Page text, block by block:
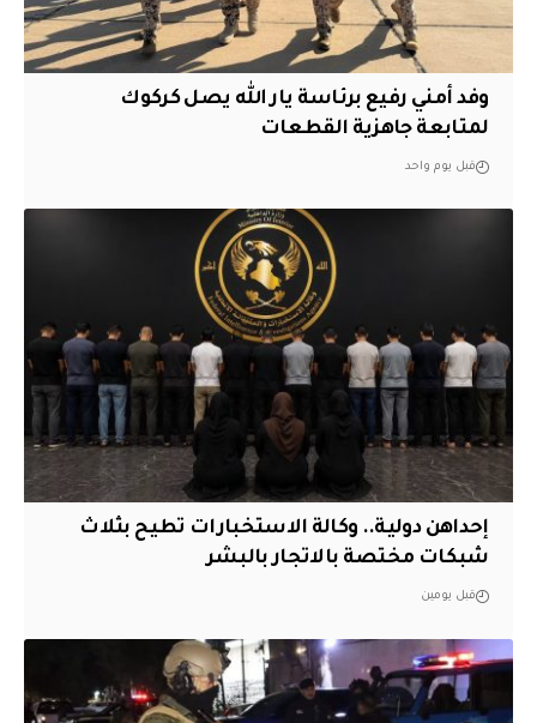
وفد أمني رفيع برئاسة يار الله يصل كركوك
لمتابعة جاهزية القطعات
قبل يوم واحد
إحداهن دولية.. وكالة الاستخبارات تطيح بثلاث
شبكات مختصة بالاتجار بالبشر
قبل يومين